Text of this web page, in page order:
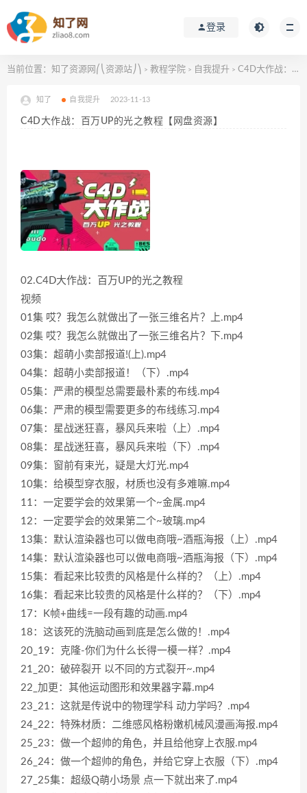
登录
当前位置： 知了资源网⎛⎝资源站⎠⎞ > 教程学院 > 自我提升 > C4D大作战：百万UP的光之教程【网盘资源】
知了 自我提升 2023-11-13
C4D大作战：百万UP的光之教程【网盘资源】
02.C4D大作战：百万UP的光之教程
视频
01集 哎？我怎么就做出了一张三维名片？上.mp4
02集 哎？我怎么就做出了一张三维名片？下.mp4
03集：超萌小卖部报道!(上).mp4
04集：超萌小卖部报道！（下）.mp4
05集：严肃的模型总需要最朴素的布线.mp4
06集：严肃的模型需要更多的布线练习.mp4
07集：星战迷狂喜，暴风兵来啦（上）.mp4
08集：星战迷狂喜，暴风兵来啦（下）.mp4
09集：窗前有束光，疑是大灯光.mp4
10集：给模型穿衣服，材质也没有多难嘛.mp4
11：一定要学会的效果第一个~金属.mp4
12：一定要学会的效果第二个~玻璃.mp4
13集：默认渲染器也可以做电商哦~酒瓶海报（上）.mp4
14集：默认渲染器也可以做电商哦~酒瓶海报（下）.mp4
15集：看起来比较贵的风格是什么样的？（上）.mp4
16集：看起来比较贵的风格是什么样的？（下）.mp4
17：K帧+曲线=一段有趣的动画.mp4
18：这该死的洗脑动画到底是怎么做的！.mp4
20_19：克隆-你们为什么长得一模一样？.mp4
21_20：破碎裂开 以不同的方式裂开~.mp4
22_加更：其他运动图形和效果器字幕.mp4
23_21：这就是传说中的物理学科 动力学吗？.mp4
24_22：特殊材质：二维感风格粉嫩机械风漫画海报.mp4
25_23：做一个超帅的角色，并且给他穿上衣服.mp4
26_24：做一个超帅的角色，并给它穿上衣服（下）.mp4
27_25集：超级Q萌小场景 点一下就出来了.mp4